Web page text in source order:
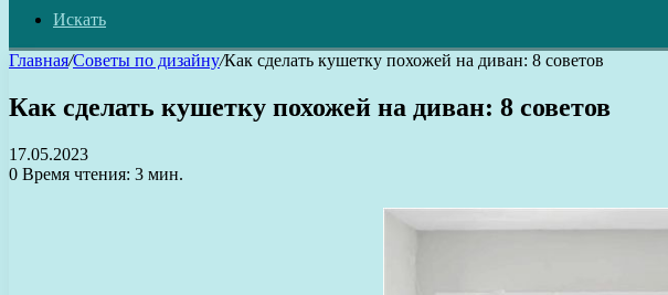
Искать
Главная/Советы по дизайну/Как сделать кушетку похожей на диван: 8 советов
Как сделать кушетку похожей на диван: 8 советов
17.05.2023
0 Время чтения: 3 мин.